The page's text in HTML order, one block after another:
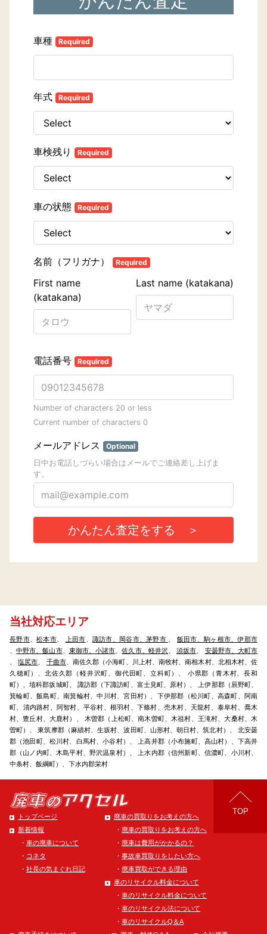
当社対応エリア
長野市、松本市 上田市 諏訪市、岡谷市、茅野市
飯田市、駒ヶ根市、伊那市
、中野市、飯山市、 東御市、小諸市 、佐久市、軽井沢 、須坂市
安曇野市、大町市
、塩尻市 千曲市、南佐久郡（小海町、川上村、南牧村、南相木村、北相木村、佐
久穂町）、北佐久郡（軽井沢町、御代田町、立科町）、 小県郡（青木村、長和
町）、埴科郡坂城町、 諏訪郡（下諏訪町、富士見町、原村）、 上伊那郡（辰野町、
箕輪町、飯島町、南箕輪村、中川村、宮田村）、下伊那郡（松川町、高森町、阿南
町、清内路村、阿智村、平谷村、根羽村、下條村、売木村、天龍村、泰阜村、喬木
村、豊丘村、大鹿村）、 木曽郡（上松町、南木曽町、木祖村、王滝村、大桑村、木
曽町）、 東筑摩郡（麻績村、生坂村、波田町、山形村、朝日村、筑北村）、 北安曇
郡（池田町、松川村、白馬村、小谷村）、 上高井郡（小布施町、高山村）、下高井
郡（山ノ内町、木島平村、野沢温泉村）、 上水内郡（信州新町、信濃町、小川村、
中条村、飯綱町）、下水内郡栄村
トップページ
新着情報
車の廃車について
コネタ
社長の気まぐれ日記
廃車の買取りをお考えの方へ
廃車の買取りをお考えの方へ
廃車は費用がかかるの？
事故車買取りをしたい方へ
廃車買取ができる理由
車のリサイクル料金について
車のリサイクル料金について
車のリサイクル法について
車のリサイクルQ＆A
TOP